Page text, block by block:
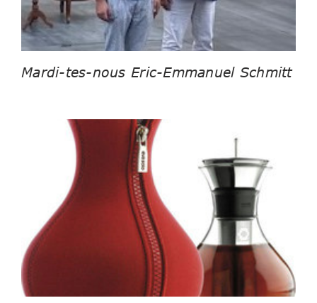
Mardi-tes-nous Eric-Emmanuel Schmitt